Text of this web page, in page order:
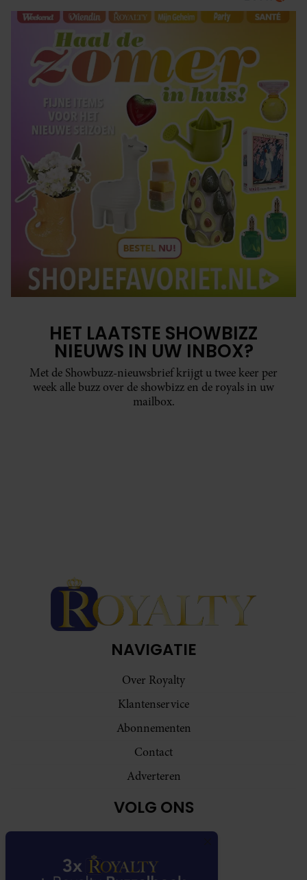
HET LAATSTE SHOWBIZZ
NIEUWS IN UW INBOX?
Met de Showbuzz-nieuwsbrief krijgt u twee keer per
week alle buzz over de showbizz en de royals in uw
mailbox.
NAVIGATIE
Over Royalty
Klantenservice
Abonnementen
Contact
Adverteren
VOLG ONS